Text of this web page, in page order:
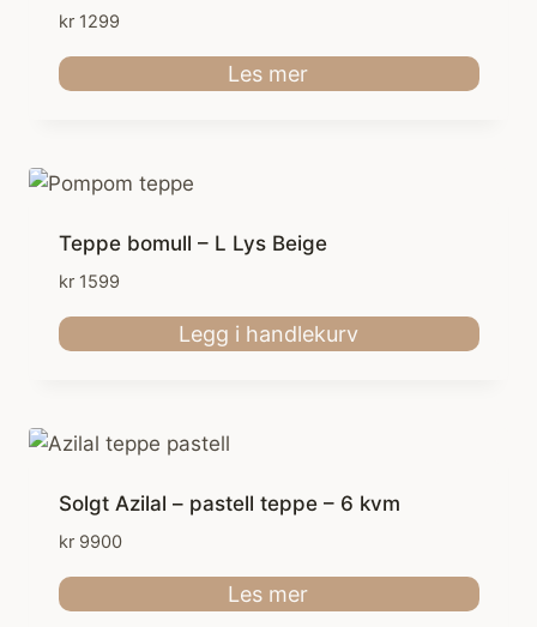
kr1299
Les mer
Teppe bomull – L Lys Beige
kr1599
Legg i handlekurv
Solgt Azilal – pastell teppe – 6 kvm
kr9900
Les mer